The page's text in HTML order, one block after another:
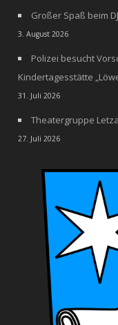
Großer Spaß beim
3. August 2026
Polizei besucht
Kindertagesstätte
31. Juli 2026
Theatergruppe
27. Juli 2026